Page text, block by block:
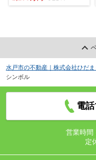
水戸市の不動産｜株式会社ひだ
シンボル
電
営業時間
定